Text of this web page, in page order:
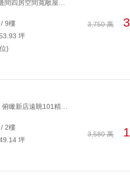
9樓
坪
)
3,750 萬
2樓
坪
3,580 萬